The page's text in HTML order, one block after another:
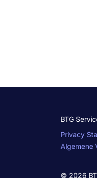
BTG
Privacy
Algemene
© 2026